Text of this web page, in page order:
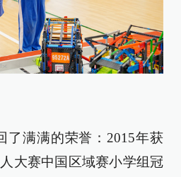
了满满的荣誉：2015年获
大赛中国区域赛小学组冠